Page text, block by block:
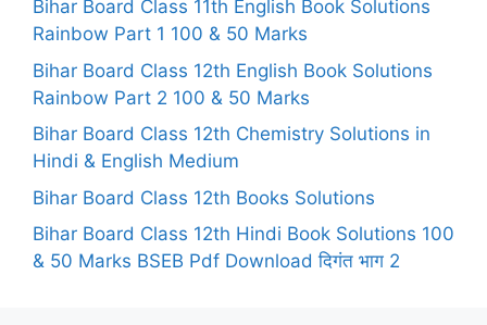
Bihar Board Class 11th English Book Solutions
Rainbow Part 1 100 & 50 Marks
Bihar Board Class 12th English Book Solutions
Rainbow Part 2 100 & 50 Marks
Bihar Board Class 12th Chemistry Solutions in
Hindi & English Medium
Bihar Board Class 12th Books Solutions
Bihar Board Class 12th Hindi Book Solutions 100
& 50 Marks BSEB Pdf Download दिगंत भाग 2